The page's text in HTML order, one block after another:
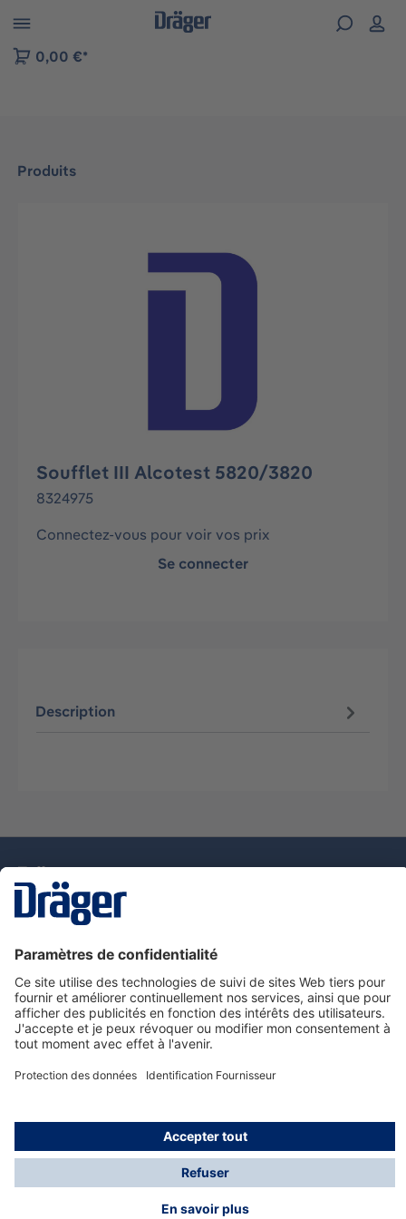
to B2B platform navigation
0,00 €*
Produits
Ignorer la galerie d'images
Soufflet III Alcotest 5820/3820
8324975
Connectez-vous pour voir vos prix
Se connecter
Description
Nous contacter
Service de e-commande Dräger
Informations sur les produits
© Dräger France SAS, 2024
*Prix hors taxe. Frais de gestion et de livraison standard
offerts; Indépendamment de la valeur ou du volume de